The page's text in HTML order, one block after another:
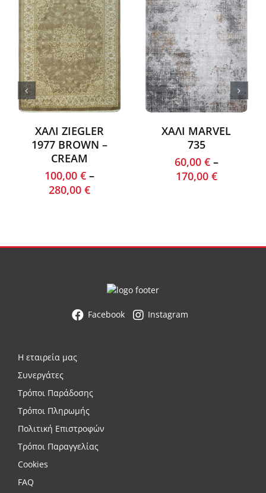
ΧΑΛΙ ZIEGLER
1977 BROWN –
CREAM
100,00 €–
280,00 €
ΧΑΛΙ MARVEL
735
60,00 €–
170,00 €
Facebook Instagram
Η εταιρεία μας
Συνεργάτες
Τρόποι Παράδοσης
Τρόποι Πληρωμής
Πολιτική Επιστροφών
Τρόποι Παραγγελίας
Cookies
FAQ